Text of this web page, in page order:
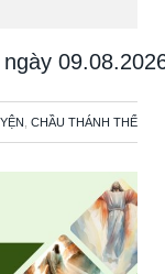
CHẦU THÁNH THỂ